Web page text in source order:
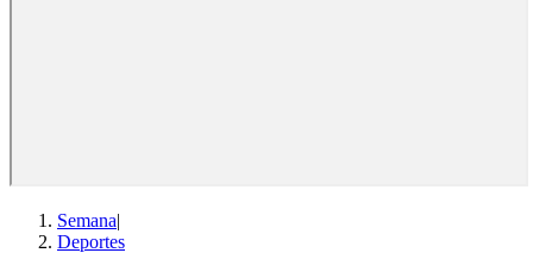
Semana|
Deportes